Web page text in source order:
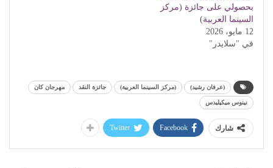
بحصولي على جائزة (مركز
السينما العربية)
12 مايو، 2026
في "سلايدر"
(عرفان رشيد) (مركز السينما العربية) جائزة النقد مهرجان كان
نينوس ميكيليدس
شارك Facebook
Twitter